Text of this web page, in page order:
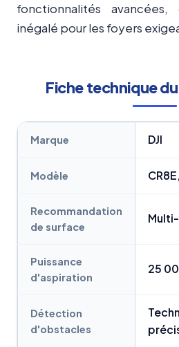
fonctionnalités
inégalé pour les foyers
Fiche technique du
Marque DJI
Modèle
Recommandation
de surface
Puissance
d'aspiration
25
Détection
d'obstacles